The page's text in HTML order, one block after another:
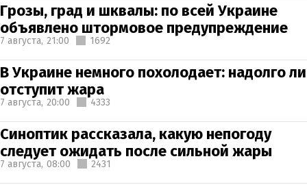
Грозы, град и шквалы: по всей Украине
объявлено штормовое предупреждение
7 августа, 21:00 1692
В Украине немного похолодает: надолго ли
отступит жара
7 августа, 20:00 4333
Синоптик рассказала, какую непогоду
следует ожидать после сильной жары
7 августа, 08:00 2431